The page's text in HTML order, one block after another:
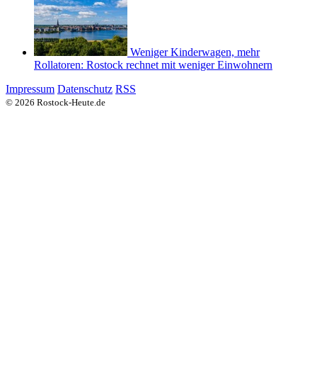
Weniger Kinderwagen, mehr
Rollatoren: Rostock rechnet mit weniger Einwohnern
Impressum Datenschutz RSS
© 2026 Rostock-Heute.de